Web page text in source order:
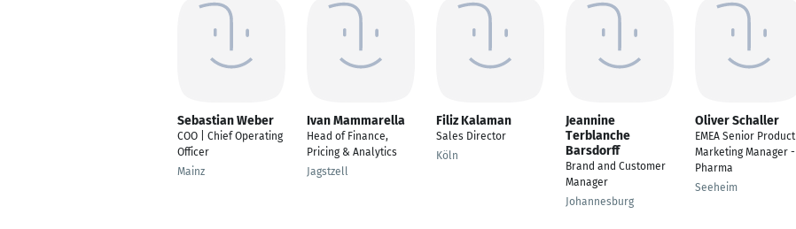
Sebastian Weber
COO | Chief Operating
Officer
Mainz
Ivan Mammarella
Head of Finance,
Pricing & Analytics
Jagstzell
Filiz Kalaman
Sales Director
Köln
Jeannine
Terblanche
Barsdorff
Brand and Customer
Manager
Johannesburg
Oliver Schaller
EMEA Senior Product
Marketing Manager -
Pharma
Seeheim